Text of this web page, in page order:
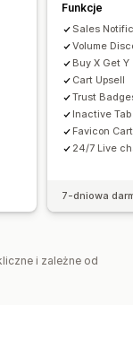
jednego
Funkcje
Sales
Volume
Buy X Get Y
Cart Upsell
Trust
Inactive
Favicon
24/7 Live
7-dniowa
i zależne od